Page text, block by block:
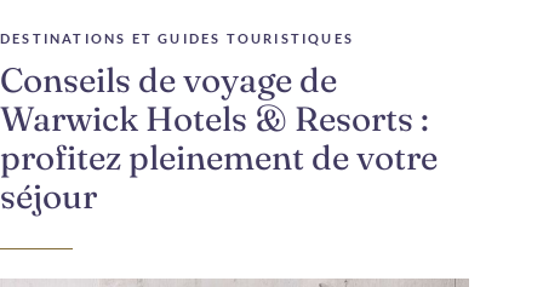
DESTINATIONS ET GUIDES TOURISTIQUES
Conseils de voyage de
Warwick Hotels & Resorts :
profitez pleinement de votre
séjour